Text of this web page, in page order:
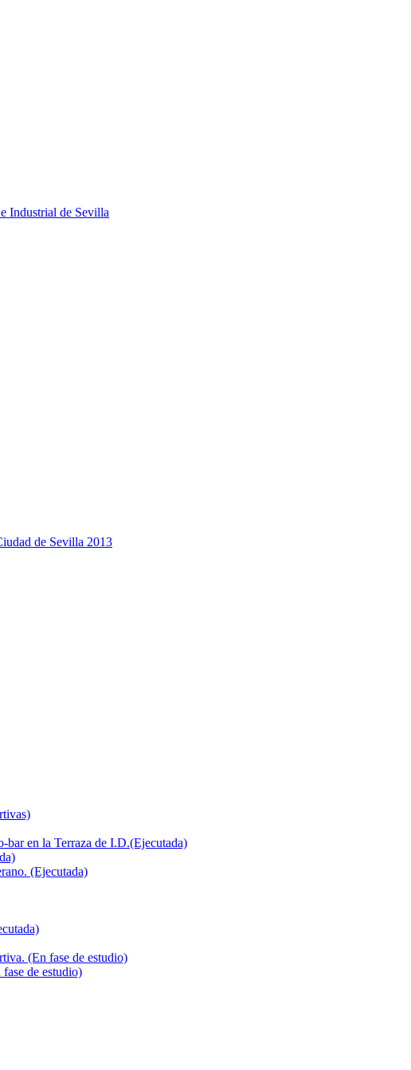
Industrial de Sevilla
de Sevilla 2013
bar en la Terraza de I.D.(Ejecutada)
(Ejecutada)
(En fase de estudio)
de estudio)